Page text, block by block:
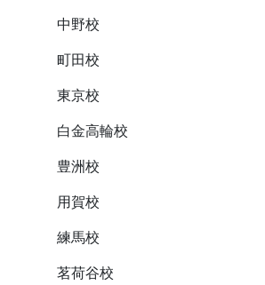
中野校
町田校
東京校
白金高輪校
豊洲校
用賀校
練馬校
茗荷谷校